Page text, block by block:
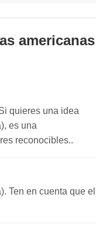
americanas
quieres una idea
es una
reconocibles..
Ten en cuenta que el